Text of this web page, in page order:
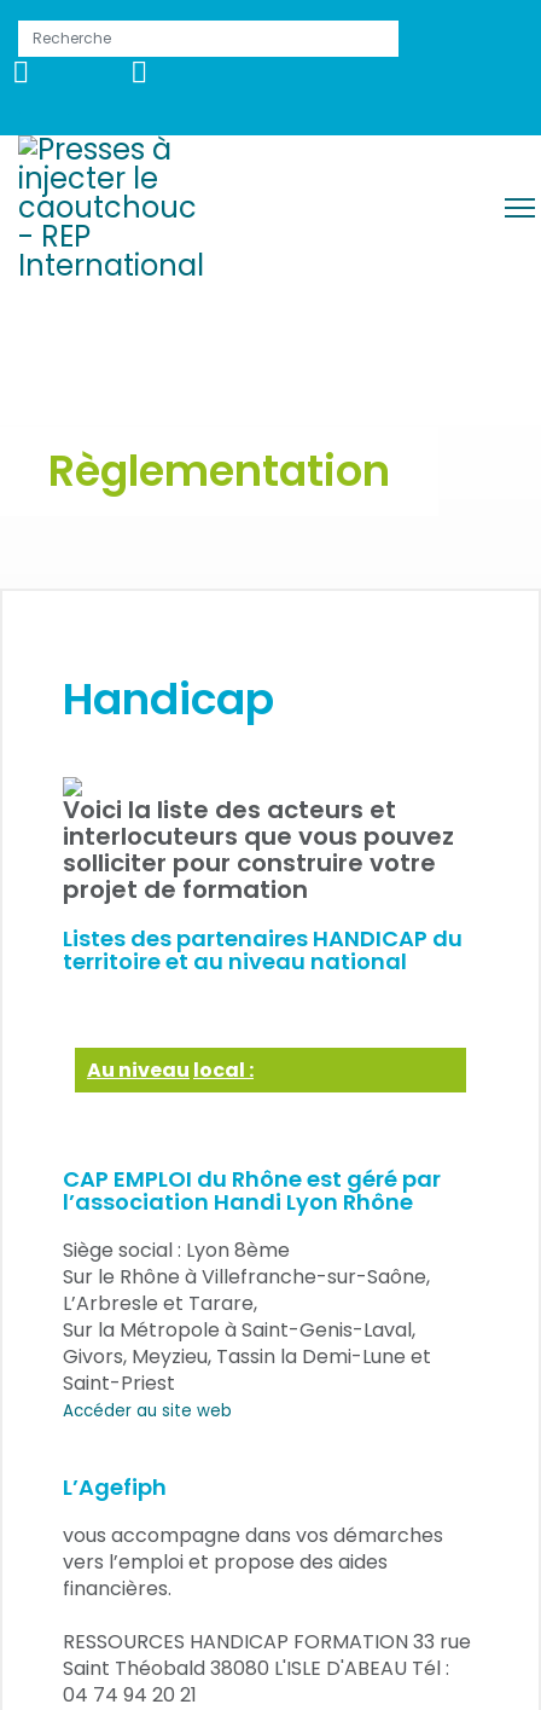
Règlementation
Handicap
Voici la liste des acteurs et
interlocuteurs que vous pouvez
solliciter pour construire votre
projet de formation
Listes des partenaires HANDICAP du
territoire et au niveau national
Au niveau local :
CAP EMPLOI du Rhône est géré par
l’association Handi Lyon Rhône
Siège social : Lyon 8ème
Sur le Rhône à Villefranche-sur-Saône,
L’Arbresle et Tarare,
Sur la Métropole à Saint-Genis-Laval,
Givors, Meyzieu, Tassin la Demi-Lune et
Saint-Priest
Accéder au site web
L’Agefiph
vous accompagne dans vos démarches
vers l’emploi et propose des aides
financières.
RESSOURCES HANDICAP FORMATION 33 rue
Saint Théobald 38080 L'ISLE D'ABEAU Tél :
04 74 94 20 21